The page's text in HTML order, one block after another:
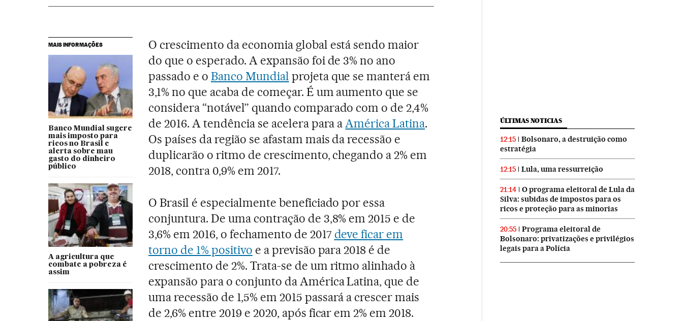
MAIS INFORMAÇÕES
Banco Mundial sugere
mais imposto para
ricos no Brasil e
alerta sobre mau
gasto do dinheiro
público
A agricultura que
combate a pobreza é
assim
O crescimento da economia global está sendo maior
do que o esperado. A expansão foi de 3% no ano
passado e o Banco Mundial projeta que se manterá em
3,1% no que acaba de começar. É um aumento que se
considera “notável” quando comparado com o de 2,4%
de 2016. A tendência se acelera para aAmérica Latina.
Os países da região se afastam mais da recessão e
duplicarão o ritmo de crescimento, chegando a 2% em
2018, contra 0,9% em 2017.
O Brasil é especialmente beneficiado por essa
conjuntura. De uma contração de 3,8% em 2015 e de
3,6% em 2016, o fechamento de 2017 deve ficar em
torno de 1% positivo e a previsão para 2018 é de
crescimento de 2%. Trata-se de um ritmo alinhado à
expansão para o conjunto da América Latina, que de
uma recessão de 1,5% em 2015 passará a crescer mais
de 2,6% entre 2019 e 2020, após ficar em 2% em 2018.
ÚLTIMAS NOTICIAS
12:15
Bolsonaro, a destruição como
estratégia
12:15 Lula, uma ressurreição
21:14
O programa eleitoral de Lula da
Silva: subidas de impostos para os
ricos e proteção para as minorias
20:55
Programa eleitoral de
Bolsonaro: privatizações e privilégios
legais para a Polícia